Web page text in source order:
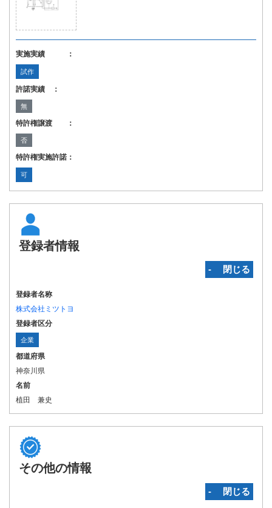
実施実績 ：
試作
許諾実績 ：
無
特許権譲渡 ：
否
特許権実施許諾：
可
登録者情報
‐ 閉じる
登録者名称
株式会社ミツトヨ
登録者区分
企業
都道府県
神奈川県
名前
植田 兼史
その他の情報
‐ 閉じる